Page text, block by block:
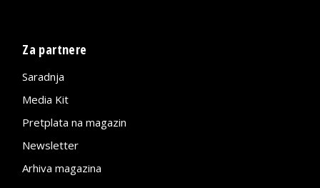
Za partnere
Saradnja
Media Kit
Pretplata na magazin
Newsletter
Arhiva magazina